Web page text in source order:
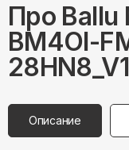
Про Ballu
BM4OI-
Описание